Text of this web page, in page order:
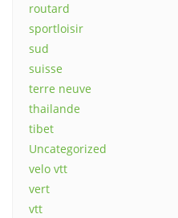
routard
sportloisir
sud
suisse
terre neuve
thailande
tibet
Uncategorized
velo vtt
vert
vtt